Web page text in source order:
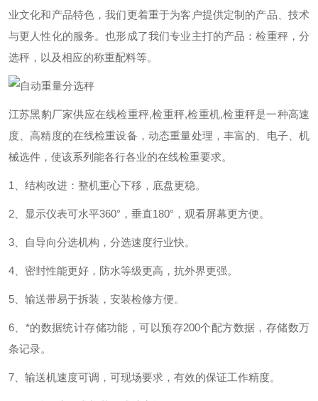
业文化和产品特色，我们更着重于为客户提供定制的产品、技术
与更人性化的服务。也形成了我们专业主打的产品：检重秤，分
选秤，以及相应的称重配料等。
江苏黑豹厂家供应在线检重秤,检重秤,检重机,检重秤是一种高速
度、高精度的在线检重设备，动态重量处理，丰富的、电子、机
械选件，使该系列能各行各业的在线检重要求。
1、结构改进：整机重心下移，底盘更稳。
2、显示仪表可水平360°，垂直180°，观看屏幕更方便。
3、自导向分选机构，分选速度行业快。
4、密封性能更好，防水等级更高，抗外界更强。
5、输送带易于拆装，安装检修方便。
6、*的数据统计存储功能，可以预存200个配方数据，存储数万
条记录。
7、输送机速度可调，可现场要求，有效的保证工作精度。